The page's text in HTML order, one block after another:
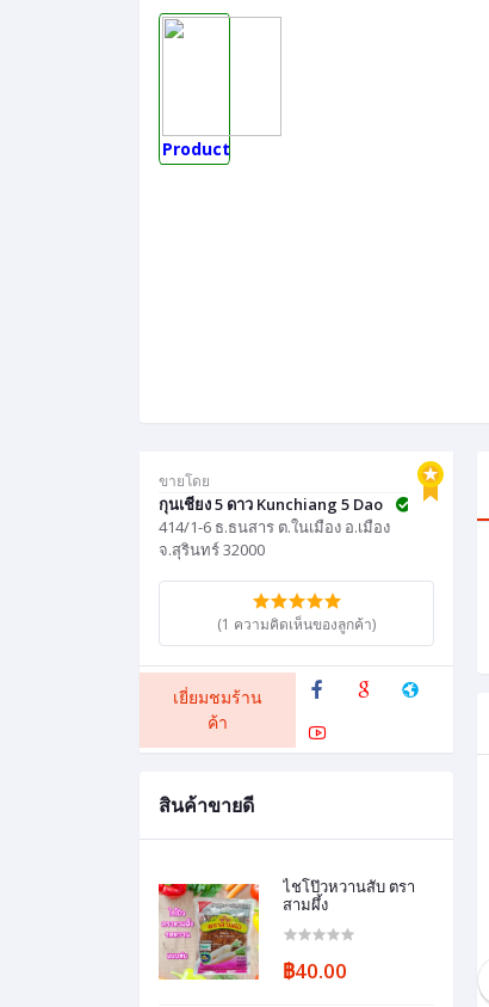
Product
ขายโดย
กุนเชียง 5 ดาว Kunchiang 5 Dao
414/1-6 ธ.ธนสาร ต.ในเมือง อ.เมือง
จ.สุรินทร์ 32000
(1 ความคิดเห็นของลูกค้า)
เยี่ยมชมร้าน
ค้า
สินค้าขายดี
ไชโป๊วหวานสับ ตรา
สามผึ้ง
฿40.00